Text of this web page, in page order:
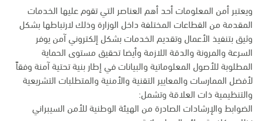
ويعتبر أمن المعلومات أحد أهم العناصر التي تقوم عليها الخدمات
المقدمة من القطاعات المختلفة داخل الوزارة وذلك لارتباطها بشكل
وثيق بتنفيذ الأعمال وتقديم الخدمات بشكل إلكتروني آمن يوفر
السرعة والمرونة والدقة اللازمة وأيضا تحقيق مستوى الحماية
المطلوبة للأصول المعلوماتية والبيانات في إطار بنية تحتية آمنة وفقاً
لأفضل الممارسات والمعايير التقنية والأمنية والمتطلبات التشريعية
والتنظيمية ذات العلاقة وتشمل:
الضوابط والإرشادات الصادرة من الهيئة الوطنية للأمن السيبراني